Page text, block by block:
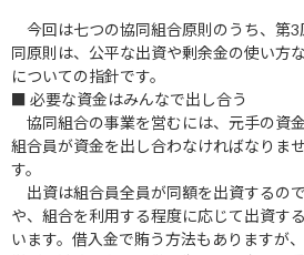
今回は七つの協同組合原則のうち、第3
同原則は、公平な出資や剰余金の使い方
についての指針です。
■ 必要な資金はみんなで出し合う
協同組合の事業を営むには、元手の資
組合員が資金を出し合わなければなりま
す。
出資は組合員全員が同額を出資するの
や、組合を利用する程度に応じて出資す
います。借入金で賄う方法もありますが